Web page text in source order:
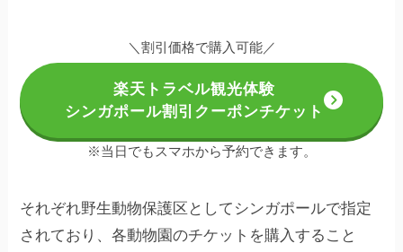
＼割引価格で購入可能／
楽天トラベル観光体験
シンガポール割引クーポンチケット
※当日でもスマホから予約できます。
それぞれ野生動物保護区としてシンガポールで指定
されており、各動物園のチケットを購入すること